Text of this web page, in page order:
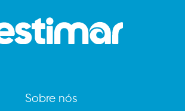
Sobre nós